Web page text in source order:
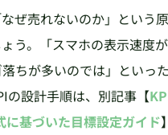
ぜ売れないのか」という
う。「スマホの表示速度
ちが多いのでは」といっ
の設計手順は、別記事【
に基づいた目標設定ガイド